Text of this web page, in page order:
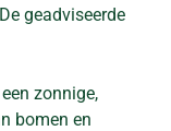
geadviseerde
zonnige,
bomen en